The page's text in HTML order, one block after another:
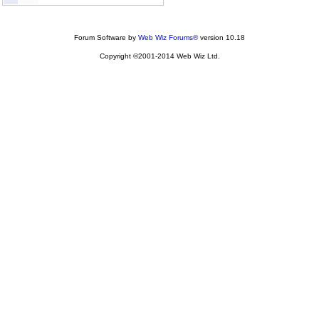
Forum Software by Web Wiz Forums®version 10.18
Copyright ©2001-2014 Web Wiz Ltd.